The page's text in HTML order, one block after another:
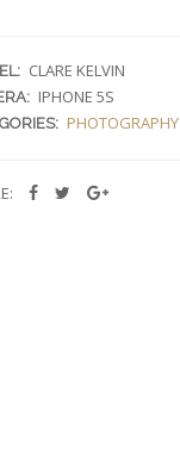
CLARE KELVIN
IPHONE 5S
PHOTOGRAPHY